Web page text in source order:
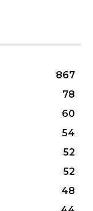
867
78
60
54
52
52
48